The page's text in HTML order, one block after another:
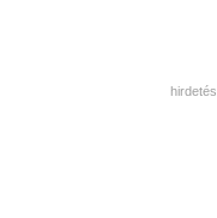
hirdetés